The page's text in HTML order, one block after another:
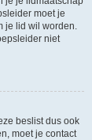
moet je
je lid wil worden.
niet
beslist dus ook
moet je contact